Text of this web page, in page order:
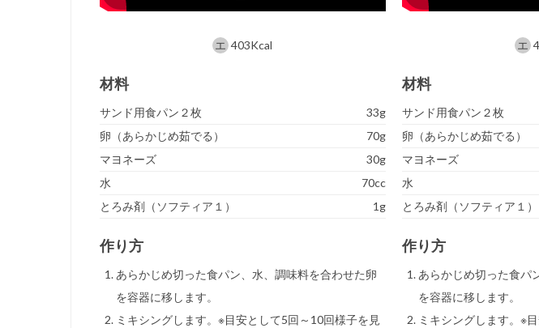
403Kcal
材料
サンド用食パン２枚
33g
卵（あらかじめ茹でる）
70g
マヨネーズ
30g
水
70cc
とろみ剤（ソフティア１）
1g
作り方
あらかじめ切った食パン、水、調味料を合わせた卵
を容器に移します。
ミキシングします。※目安として5回～10回様子を見
材料
サンド用食パン２枚
卵（あらかじめ茹でる）
マヨネーズ
水
とろみ剤（ソフティア１）
作り方
あらかじめ切った食パ
を容器に移します。
ミキシングします。※